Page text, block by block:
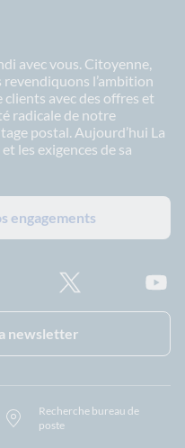
avec vous. Citoyenne,
l’ambition
clients avec des offres et
radicale de notre
postal. Aujourd’hui La
les exigences de sa
engagements
newsletter
Recherche bureau de
poste